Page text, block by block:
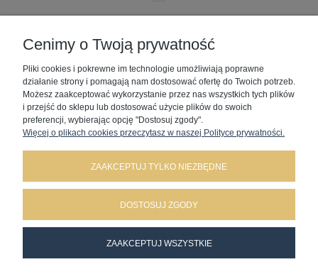
ZAKUPY
POMOC
MOJE KONTO
INFORMACJE
battesimo.sklep@gmail.com | NIP: 5422782306 REGON:
520795540
Cenimy o Twoją prywatność
Pliki cookies i pokrewne im technologie umożliwiają poprawne
działanie strony i pomagają nam dostosować ofertę do Twoich potrzeb.
Możesz zaakceptować wykorzystanie przez nas wszystkich tych plików
i przejść do sklepu lub dostosować użycie plików do swoich
preferencji, wybierając opcję "Dostosuj zgody".
Więcej o plikach cookies przeczytasz w naszej Polityce prywatności.
ZAAKCEPTUJ TYLKO NIEZBĘDNE
DOSTOSUJ ZGODY
ZAAKCEPTUJ WSZYSTKIE